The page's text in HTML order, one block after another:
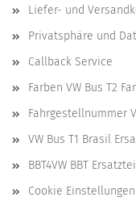
Liefer- und
Privatsphäre und
Callback Service
Farben VW Bus T2
Fahrgestellnummer
VW Bus T1 Brasil
BBT4VW BBT
Cookie Einstellungen